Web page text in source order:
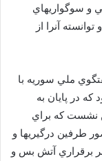
و سوگواريهاي
آنرا از
ملي سوريه با
در پايان به
اين نشست كه براي
سوريه با حضور طرفين درگيريها و
برقراري آتش بس و